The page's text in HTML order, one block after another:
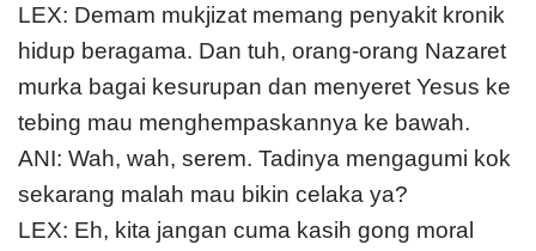
LEX: Demam mukjizat memang penyakit kronik
hidup beragama. Dan tuh, orang-orang Nazaret
murka bagai kesurupan dan menyeret Yesus ke
tebing mau menghempaskannya ke bawah.
ANI: Wah, wah, serem. Tadinya mengagumi kok
sekarang malah mau bikin celaka ya?
LEX: Eh, kita jangan cuma kasih gong moral